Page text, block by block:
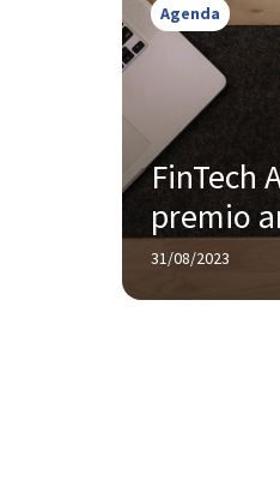
Agenda
FinTech
premio
31/08/2023